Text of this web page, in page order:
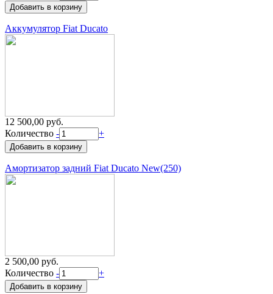
Аккумулятор Fiat Ducato
12 500,00 руб.
Количество - +
Амортизатор задний Fiat Ducato New(250)
2 500,00 руб.
Количество - +